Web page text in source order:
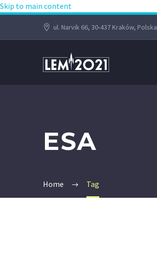
Skip to main content
ul. Narvik 66, 30-437 Kraków, Polska
ESA
Home Tag